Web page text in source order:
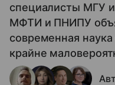
специалисты МГУ
МФТИ и ПНИПУ
современная
крайне